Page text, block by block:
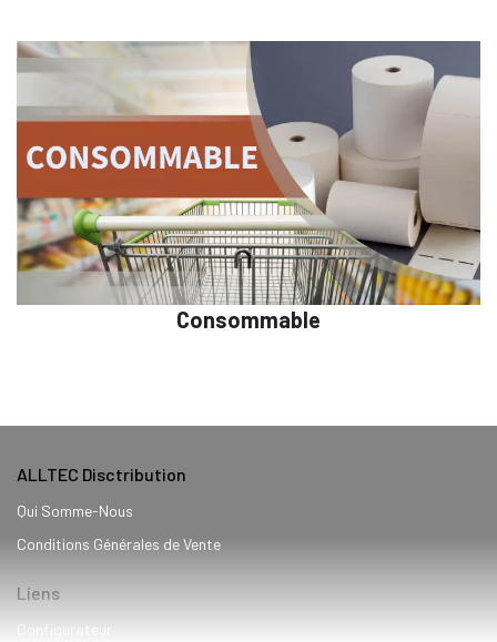
Consommable
ALLTEC Disctribution
Qui Somme-Nous
Conditions Générales de Vente
Liens
Configurateur